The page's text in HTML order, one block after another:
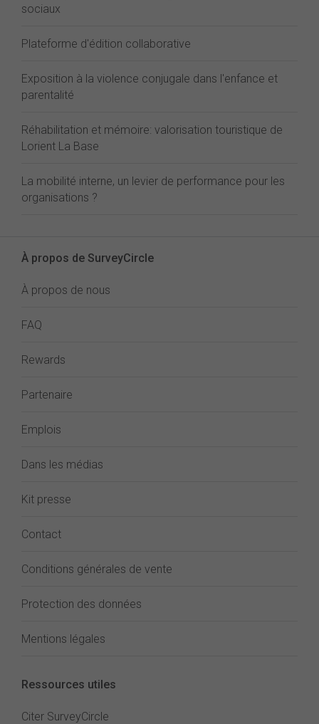
sociaux
Plateforme d'édition collaborative
Exposition à la violence conjugale dans l'enfance et
parentalité
Réhabilitation et mémoire: valorisation touristique de
Lorient La Base
La mobilité interne, un levier de performance pour les
organisations ?
À propos de SurveyCircle
À propos de nous
FAQ
Rewards
Partenaire
Emplois
Dans les médias
Kit presse
Contact
Conditions générales de vente
Protection des données
Mentions légales
Ressources utiles
Citer SurveyCircle